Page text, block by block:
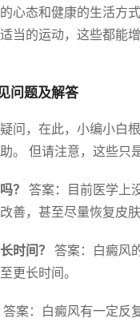
心态和健康的生活方
当的运动，这些都能
问题及解答
问，在此，小编小白
。 但请注意，这些只
？
答案：目前医学上
善，甚至尽量恢复皮肤
时间？
答案：白癜风
更长时间。
答案：白癜风有一定反